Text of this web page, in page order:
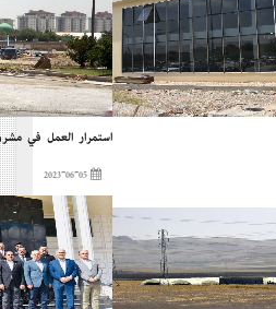
إستمرار العمل في